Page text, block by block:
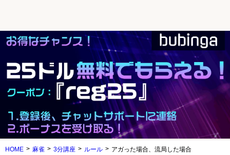
HOME 麻雀 3分講座 ルール アガった場合、流局した場合